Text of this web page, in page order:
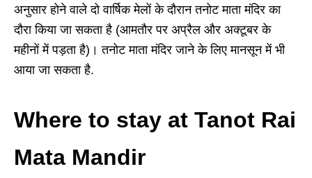
अनुसार होने वाले दो वार्षिक मेलों के दौरान तनोट माता मंदिर का
दौरा किया जा सकता है (आमतौर पर अप्रैल और अक्टूबर के
महीनों में पड़ता है)। तनोट माता मंदिर जाने के लिए मानसून में भी
आया जा सकता है.
Where to stay at Tanot Rai
Mata Mandir